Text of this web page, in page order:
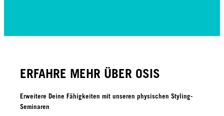
ERFAHRE MEHR ÜBER OSIS
Erweitere Deine Fähigkeiten mit unseren physischen Styling-
Seminaren